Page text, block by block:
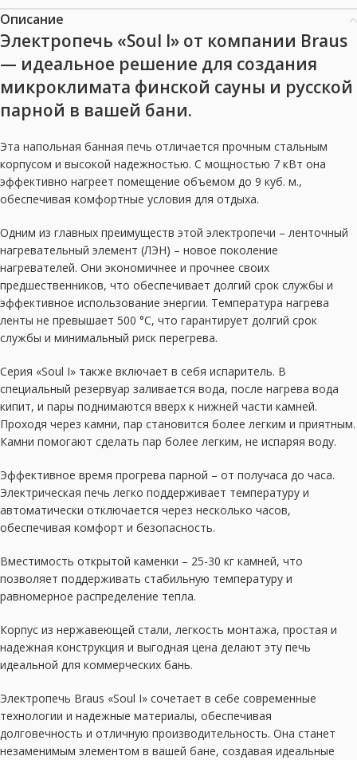
Описание
Электропечь «Soul I» от компании Braus
— идеальное решение для создания
микроклимата финской сауны и русской
парной в вашей бани.
Эта напольная банная печь отличается прочным стальным
корпусом и высокой надежностью. С мощностью 7 кВт она
эффективно нагреет помещение объемом до 9 куб. м.,
обеспечивая комфортные условия для отдыха.
Одним из главных преимуществ этой электропечи – ленточный
нагревательный элемент (ЛЭН) – новое поколение
нагревателей. Они экономичнее и прочнее своих
предшественников, что обеспечивает долгий срок службы и
эффективное использование энергии. Температура нагрева
ленты не превышает 500 °C, что гарантирует долгий срок
службы и минимальный риск перегрева.
Серия «Soul I» также включает в себя испаритель. В
специальный резервуар заливается вода, после нагрева вода
кипит, и пары поднимаются вверх к нижней части камней.
Проходя через камни, пар становится более легким и приятным.
Камни помогают сделать пар более легким, не испаряя воду.
Эффективное время прогрева парной – от получаса до часа.
Электрическая печь легко поддерживает температуру и
автоматически отключается через несколько часов,
обеспечивая комфорт и безопасность.
Вместимость открытой каменки – 25-30 кг камней, что
позволяет поддерживать стабильную температуру и
равномерное распределение тепла.
Корпус из нержавеющей стали, легкость монтажа, простая и
надежная конструкция и выгодная цена делают эту печь
идеальной для коммерческих бань.
Электропечь Braus «Soul I» сочетает в себе современные
технологии и надежные материалы, обеспечивая
долговечность и отличную производительность. Она станет
незаменимым элементом в вашей бане, создавая идеальные